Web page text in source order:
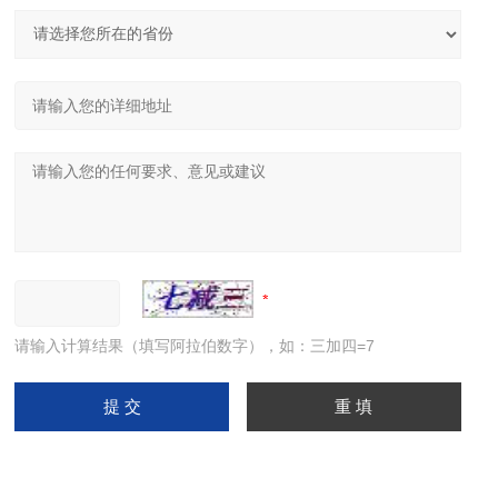
请输入计算结果（填写阿拉伯数字），如：三加四=7